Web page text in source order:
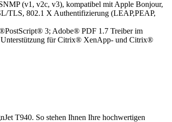
(v1, v2c, v3), kompatibel mit Apple Bonjour,
TLS, 802.1 X Authentifizierung (LEAP,PEAP,
3; Adobe® PDF 1.7 Treiber im
für Citrix® XenApp- und Citrix®
T940. So stehen Ihnen Ihre hochwertigen